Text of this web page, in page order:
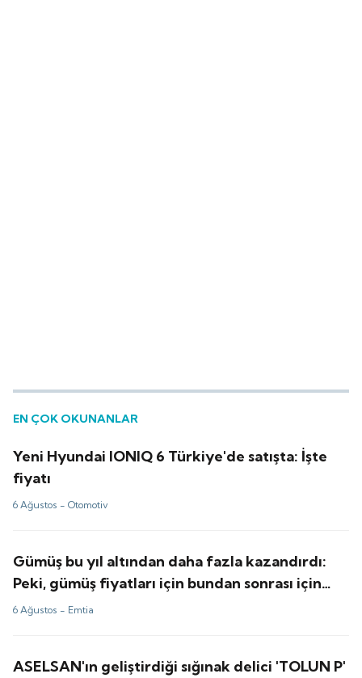
EN ÇOK OKUNANLAR
Yeni Hyundai IONIQ 6 Türkiye'de satışta: İşte
fiyatı
6 Ağustos -Otomotiv
Gümüş bu yıl altından daha fazla kazandırdı:
Peki, gümüş fiyatları için bundan sonrası için
tahminler ne?
6 Ağustos - Emtia
ASELSAN'ın geliştirdiği sığınak delici 'TOLUN P'